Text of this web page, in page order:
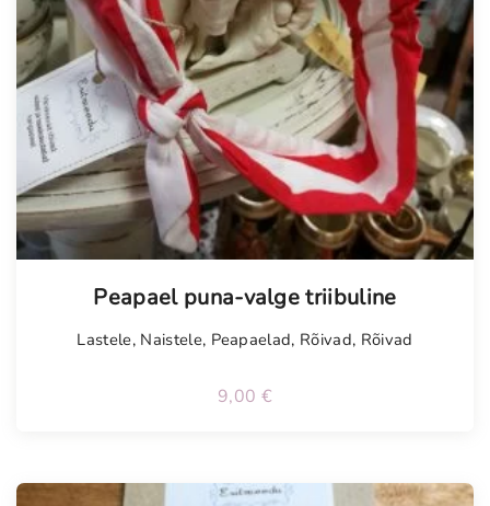
Peapael puna-valge triibuline
Lastele, Naistele, Peapaelad, Rõivad, Rõivad
9,00 €